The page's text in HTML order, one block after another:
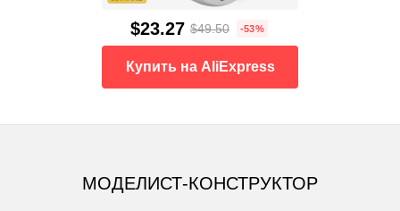
$23.27 $49.50 -53%
Купить на AliExpress
МОДЕЛИСТ-КОНСТРУКТОР